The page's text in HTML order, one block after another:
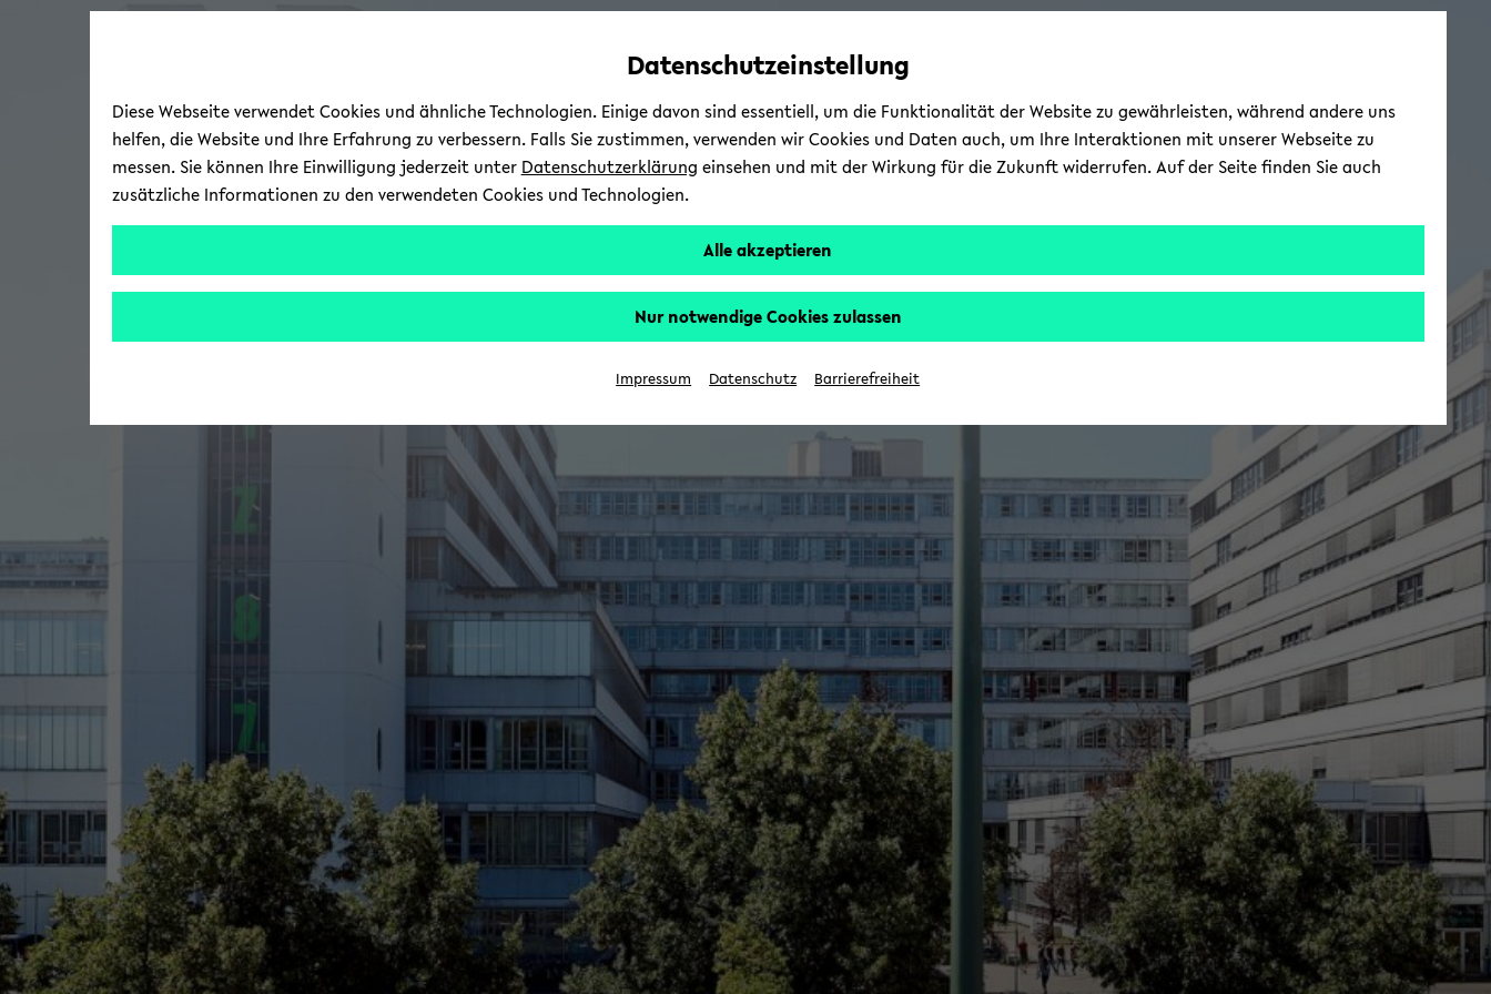
Automatische
vermeiden
skip
main
skip
main
skip
footer
Datenschutzeinstellung
Diese Webseite verwendet Cookies und ähnliche Technologien. Einige davon sind essentiell, um die Funktionalität der Website zu gewährleisten, während andere uns
helfen, die Website und Ihre Erfahrung zu verbessern. Falls Sie zustimmen, verwenden wir Cookies und Daten auch, um Ihre Interaktionen mit unserer Webseite zu
messen. Sie können Ihre Einwilligung jederzeit unter Datenschutzerklärung einsehen und mit der Wirkung für die Zukunft widerrufen. Auf der Seite finden Sie auch
zusätzliche Informationen zu den verwendeten Cookies und Technologien.
Alle akzeptieren
Nur notwendige Cookies zulassen
Impressum Datenschutz Barrierefreiheit